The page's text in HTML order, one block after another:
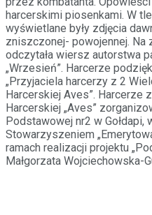
harcerskimi piosenkami. W
wyświetlane były zdjęcia
zniszczonej- powojennej.
odczytała wiersz autorstwa
„Wrzesień”. Harcerze
„Przyjaciela harcerzy z 2
Harcerskiej Aves”. Harcerze
Harcerskiej „Aves”
Podstawowej nr2 w Gołdapi,
Stowarzyszeniem
ramach realizacji projektu
Małgorzata Wojciechowska-